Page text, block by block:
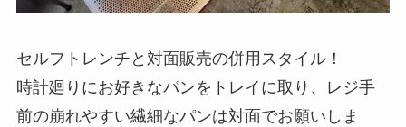
セルフトレンチと対面販売の併用スタイル！
時計廻りにお好きなパンをトレイに取り、レジ手
前の崩れやすい繊細なパンは対面でお願いしま